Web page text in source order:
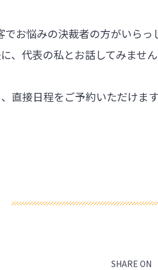
お悩みの決裁者の方がいらっ
、代表の私とお話してみませ
直接日程をご予約いただけます
SHARE ON